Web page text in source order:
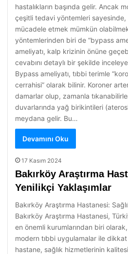
hastalıkların başında gelir. Ancak
çeşitli tedavi yöntemleri sayesinde,
mücadele etmek mümkün
yöntemlerinden biri de “bypass
ameliyatı, kalp krizinin önüne
cevabını detaylı bir şekilde
Bypass ameliyatı, tıbbi terimle
cerrahisi” olarak bilinir. Koroner
damarlar olup, zamanla
duvarlarında yağ birikintileri
meydana gelir. Bu…
Devamını Oku
17 Kasım 2024
Bakırköy Araştırma
Yenilikçi Yaklaşımlar
Bakırköy Araştırma Hastanesi:
Bakırköy Araştırma Hastanesi,
en önemli kurumlarından biri
modern tıbbi uygulamalar ile
hastane, sağlık hizmetlerinin